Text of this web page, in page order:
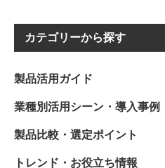
カテゴリーから探す
製品活用ガイド
業種別活用シーン・導入事例
製品比較・選定ポイント
トレンド・お役立ち情報